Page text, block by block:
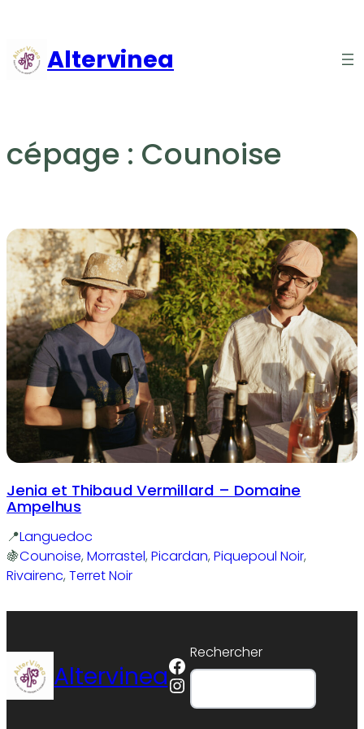
contenuAltervinea
cépage : Counoise
Jenia et Thibaud Vermillard – Domaine
Ampelhus
Languedoc
Counoise, Morrastel, Picardan, Piquepoul Noir
Rivairenc, Terret Noir
AltervineaFacebook
Instagram
Rechercher